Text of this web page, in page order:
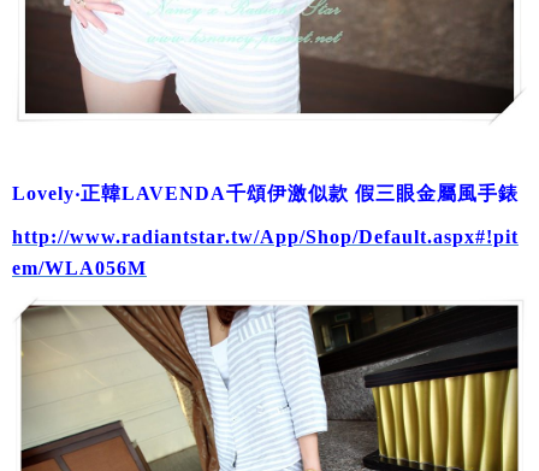
Lovely‧正韓LAVENDA千頌伊激似款 假三眼金屬風手錶
http://www.radiantstar.tw/App/Shop/Default.aspx#!pit
em/WLA056M